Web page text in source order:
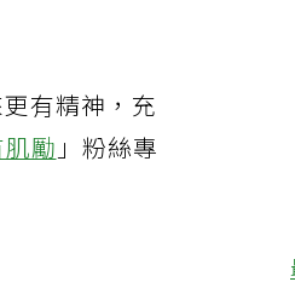
有精神，充
肌勵」粉絲專